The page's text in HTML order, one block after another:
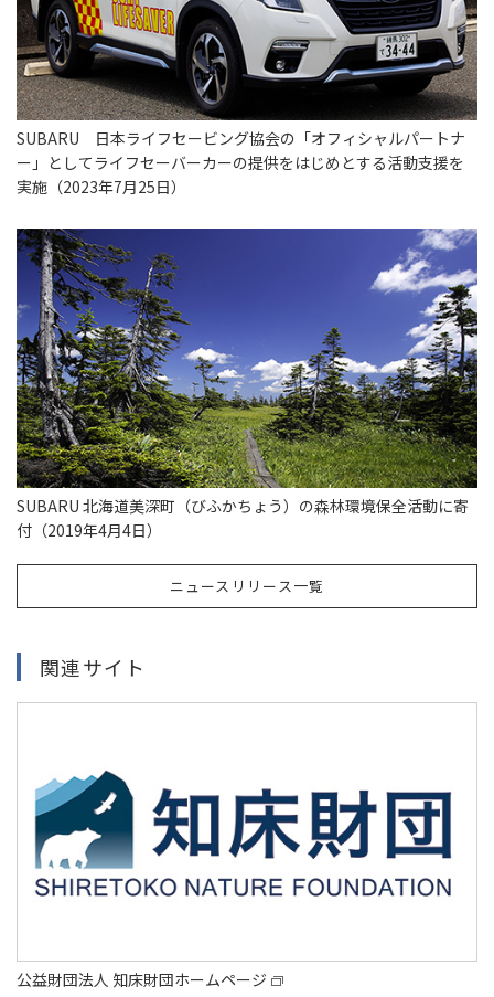
SUBARU 日本ライフセービング協会の「オフィシャルパートナ
ー」としてライフセーバーカーの提供をはじめとする活動支援を
実施（2023年7月25日）
SUBARU 北海道美深町（びふかちょう）の森林環境保全活動に寄
付（2019年4月4日）
ニュースリリース一覧
関連サイト
公益財団法人 知床財団ホームページ